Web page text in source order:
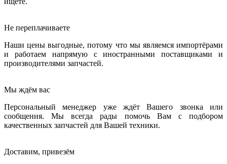
Не переплачиваете
Наши цены выгодные, потому что мы являемся импортёрами
и работаем напрямую с иностранными поставщиками и
производителями запчастей.
Мы ждём вас
Персональный менеджер уже ждёт Вашего звонка или
сообщения. Мы всегда рады помочь Вам с подбором
качественных запчастей для Вашей техники.
Доставим, привезём